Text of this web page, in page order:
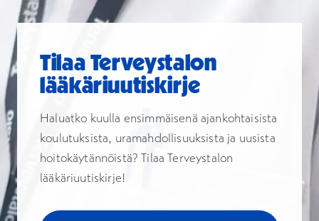
Tilaa Terveystalon
lääkäriuutiskirje
Haluatko kuulla ensimmäisenä ajankohtaisista
koulutuksista, uramahdollisuuksista ja uusista
hoitokäytännöistä? Tilaa Terveystalon
lääkäriuutiskirje!